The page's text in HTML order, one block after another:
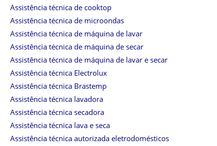
Assistência técnica de cooktop
Assistência técnica de microondas
Assistência técnica de máquina de lavar
Assistência técnica de máquina de secar
Assistência técnica de máquina de lavar e secar
Assistência técnica Electrolux
Assistência técnica Brastemp
Assistência técnica lavadora
Assistência técnica secadora
Assistência técnica lava e seca
Assistência técnica autorizada eletrodomésticos